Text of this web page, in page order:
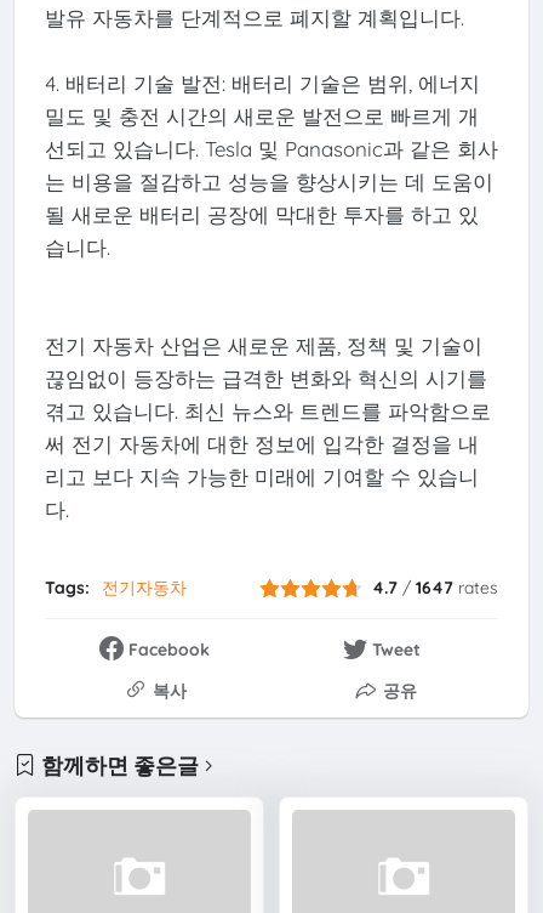
발유 자동차를 단계적으로 폐지할 계획입니다.
4. 배터리 기술 발전: 배터리 기술은 범위, 에너지
밀도 및 충전 시간의 새로운 발전으로 빠르게 개
선되고 있습니다. Tesla 및 Panasonic과 같은 회사
는 비용을 절감하고 성능을 향상시키는 데 도움이
될 새로운 배터리 공장에 막대한 투자를 하고 있
습니다.
전기 자동차 산업은 새로운 제품, 정책 및 기술이
끊임없이 등장하는 급격한 변화와 혁신의 시기를
겪고 있습니다. 최신 뉴스와 트렌드를 파악함으로
써 전기 자동차에 대한 정보에 입각한 결정을 내
리고 보다 지속 가능한 미래에 기여할 수 있습니
다.
Tags: 전기자동차 4.7 /1647 rates
Facebook
Tweet
복사
공유
함께하면 좋은글